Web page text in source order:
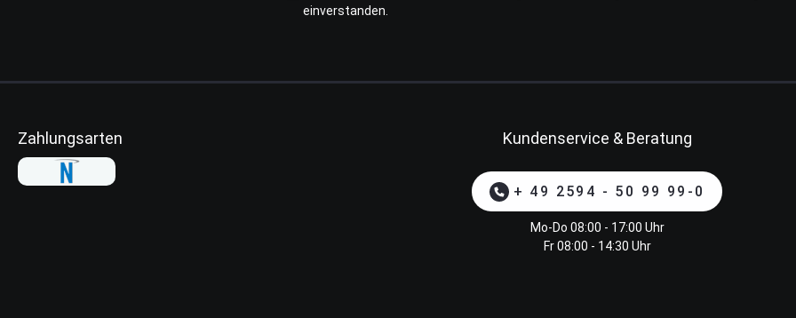
einverstanden.
Zahlungsarten Kundenservice & Beratung
+ 49 2594 - 50 99 99-0
Mo-Do 08:00 - 17:00 Uhr
Fr 08:00 - 14:30 Uhr